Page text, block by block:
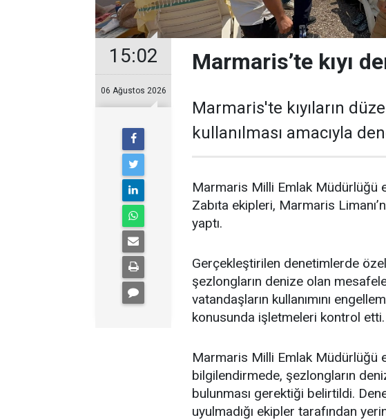
15:02
06 Ağustos 2026
Marmaris’te kıyı
Marmaris'te kıyıların
kullanılması amacıyla
Marmaris Milli Emlak Müdürlüğü
Zabıta ekipleri, Marmaris
yaptı.
Gerçekleştirilen denetimlerde
şezlongların denize olan
vatandaşların kullanımını
konusunda işletmeleri kontrol etti.
Marmaris Milli Emlak Müdürlüğü
bilgilendirmede, şezlongların
bulunması gerektiği belirtildi.
uyulmadığı ekipler tarafından